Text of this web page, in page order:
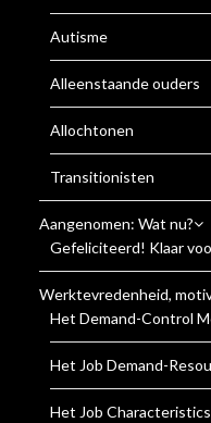
Autisme
Alleenstaande ouders
Allochtonen
Transitionisten
Aangenomen: Wat nu?
Gefeliciteerd! Klaar
Werktevredenheid,
Het Demand-Control
Het Job Demand-
Het Job